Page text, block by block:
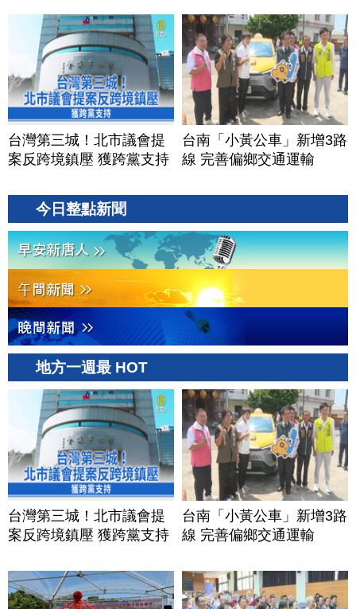
台灣第三城！北市議會提
案反跨境鎮壓 獲跨黨支持
台南「小黃公車」新增3路
線 完善偏鄉交通運輸
今日整點新聞
地方一週最 HOT
台灣第三城！北市議會提
案反跨境鎮壓 獲跨黨支持
台南「小黃公車」新增3路
線 完善偏鄉交通運輸